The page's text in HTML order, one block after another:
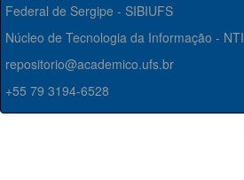
Federal de Sergipe - SIBIUFS
Núcleo de Tecnologia da Informação - NTI
repositorio@academico.ufs.br
+55 79 3194-6528